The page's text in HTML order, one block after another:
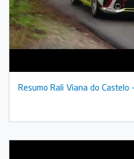
Resumo Rali Viana do